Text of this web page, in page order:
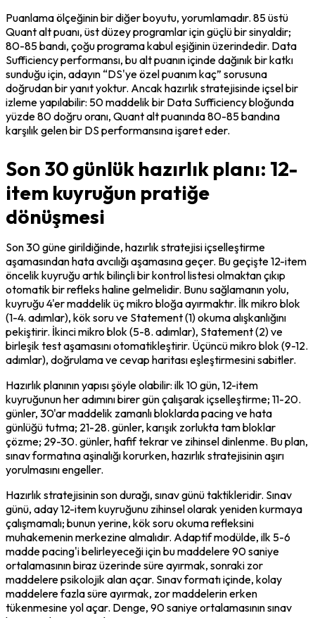
Puanlama ölçeğinin bir diğer boyutu, yorumlamadır. 85 üstü
Quant alt puanı, üst düzey programlar için güçlü bir sinyaldir;
80-85 bandı, çoğu programa kabul eşiğinin üzerindedir. Data
Sufficiency performansı, bu alt puanın içinde dağınık bir katkı
sunduğu için, adayın “DS'ye özel puanım kaç” sorusuna
doğrudan bir yanıt yoktur. Ancak hazırlık stratejisinde içsel bir
izleme yapılabilir: 50 maddelik bir Data Sufficiency bloğunda
yüzde 80 doğru oranı, Quant alt puanında 80-85 bandına
karşılık gelen bir DS performansına işaret eder.
Son 30 günlük hazırlık planı: 12-
item kuyruğun pratiğe
dönüşmesi
Son 30 güne girildiğinde, hazırlık stratejisi içselleştirme
aşamasından hata avcılığı aşamasına geçer. Bu geçişte 12-item
öncelik kuyruğu artık bilinçli bir kontrol listesi olmaktan çıkıp
otomatik bir refleks haline gelmelidir. Bunu sağlamanın yolu,
kuyruğu 4'er maddelik üç mikro bloğa ayırmaktır. İlk mikro blok
(1-4. adımlar), kök soru ve Statement (1) okuma alışkanlığını
pekiştirir. İkinci mikro blok (5-8. adımlar), Statement (2) ve
birleşik test aşamasını otomatikleştirir. Üçüncü mikro blok (9-12.
adımlar), doğrulama ve cevap haritası eşleştirmesini sabitler.
Hazırlık planının yapısı şöyle olabilir: ilk 10 gün, 12-item
kuyruğunun her adımını birer gün çalışarak içselleştirme; 11-20.
günler, 30'ar maddelik zamanlı bloklarda pacing ve hata
günlüğü tutma; 21-28. günler, karışık zorlukta tam bloklar
çözme; 29-30. günler, hafif tekrar ve zihinsel dinlenme. Bu plan,
sınav formatına aşinalığı korurken, hazırlık stratejisinin aşırı
yorulmasını engeller.
Hazırlık stratejisinin son durağı, sınav günü taktikleridir. Sınav
günü, aday 12-item kuyruğunu zihinsel olarak yeniden kurmaya
çalışmamalı; bunun yerine, kök soru okuma refleksini
muhakemenin merkezine almalıdır. Adaptif modülde, ilk 5-6
madde pacing'i belirleyeceği için bu maddelere 90 saniye
ortalamasının biraz üzerinde süre ayırmak, sonraki zor
maddelere psikolojik alan açar. Sınav formatı içinde, kolay
maddelere fazla süre ayırmak, zor maddelerin erken
tükenmesine yol açar. Denge, 90 saniye ortalamasının sınav